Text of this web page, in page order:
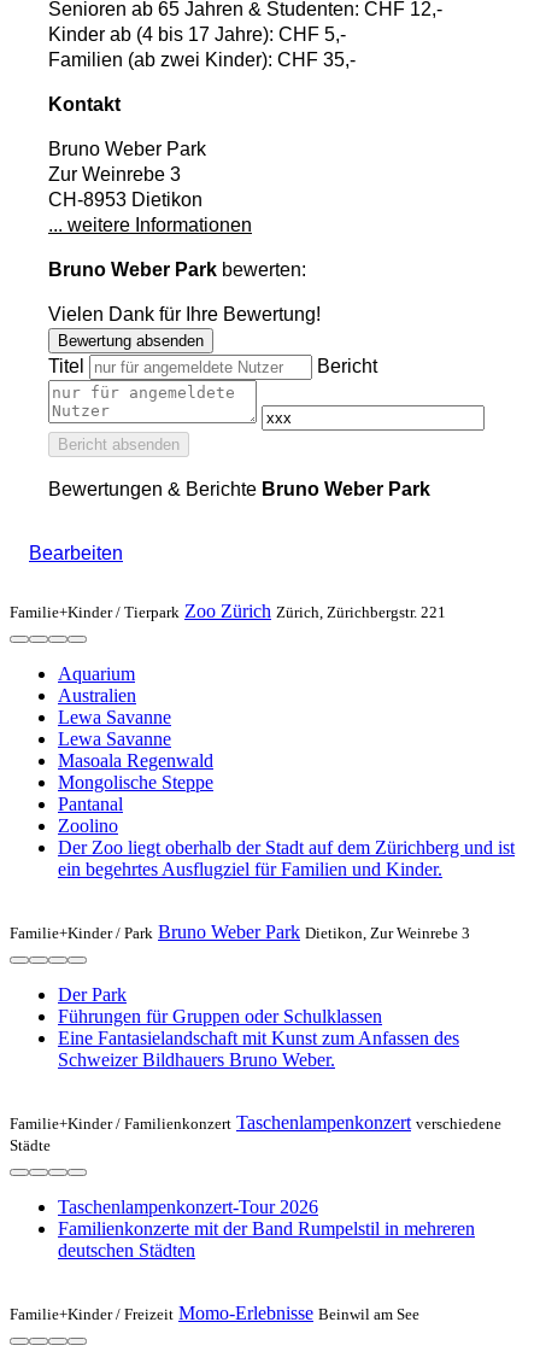
Senioren ab 65 Jahren & Studenten: CHF 12,-
Kinder ab (4 bis 17 Jahre): CHF 5,-
Familien (ab zwei Kinder): CHF 35,-
Kontakt
Bruno Weber Park
Zur Weinrebe 3
CH-8953 Dietikon
... weitere Informationen
Bruno Weber Park bewerten:
Vielen Dank für Ihre Bewertung!
Bewertung absenden
Titel Bericht
Bericht absenden
Bewertungen & Berichte Bruno Weber Park
Bearbeiten
Familie+Kinder / Tierpark Zoo Zürich Zürich, Zürichbergstr. 221
Aquarium
Australien
Lewa Savanne
Lewa Savanne
Masoala Regenwald
Mongolische Steppe
Pantanal
Zoolino
Der Zoo liegt oberhalb der Stadt auf dem Zürichberg und ist
ein begehrtes Ausflugziel für Familien und Kinder.
Familie+Kinder / Park Bruno Weber Park Dietikon, Zur Weinrebe 3
Der Park
Führungen für Gruppen oder Schulklassen
Eine Fantasielandschaft mit Kunst zum Anfassen des
Schweizer Bildhauers Bruno Weber.
Familie+Kinder / Familienkonzert Taschenlampenkonzert verschiedene
Städte
Taschenlampenkonzert-Tour 2026
Familienkonzerte mit der Band Rumpelstil in mehreren
deutschen Städten
Familie+Kinder / Freizeit Momo-Erlebnisse Beinwil am See